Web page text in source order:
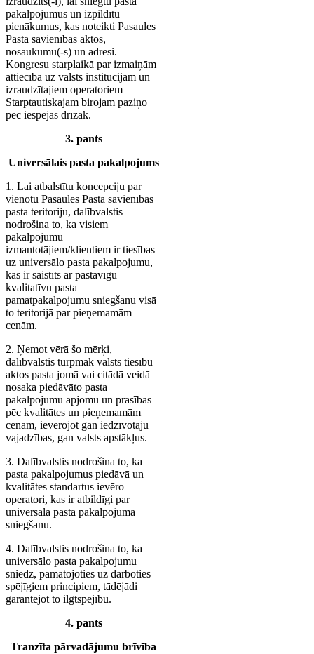
pakalpojumus un izpildītu
pienākumus, kas noteikti Pasaules
Pasta savienības aktos,
nosaukumu(-s) un adresi.
Kongresu starplaikā par izmaiņām
attiecībā uz valsts institūcijām un
izraudzītajiem operatoriem
Starptautiskajam birojam paziņo
pēc iespējas drīzāk.
3. pants
Universālais pasta pakalpojums
1. Lai atbalstītu koncepciju par
vienotu Pasaules Pasta savienības
pasta teritoriju, dalībvalstis
nodrošina to, ka visiem
pakalpojumu
izmantotājiem/klientiem ir tiesības
uz universālo pasta pakalpojumu,
kas ir saistīts ar pastāvīgu
kvalitatīvu pasta
pamatpakalpojumu sniegšanu visā
to teritorijā par pieņemamām
cenām.
2. Ņemot vērā šo mērķi,
dalībvalstis turpmāk valsts tiesību
aktos pasta jomā vai citādā veidā
nosaka piedāvāto pasta
pakalpojumu apjomu un prasības
pēc kvalitātes un pieņemamām
cenām, ievērojot gan iedzīvotāju
vajadzības, gan valsts apstākļus.
3. Dalībvalstis nodrošina to, ka
pasta pakalpojumus piedāvā un
kvalitātes standartus ievēro
operatori, kas ir atbildīgi par
universālā pasta pakalpojuma
sniegšanu.
4. Dalībvalstis nodrošina to, ka
universālo pasta pakalpojumu
sniedz, pamatojoties uz darboties
spējīgiem principiem, tādējādi
garantējot to ilgtspējību.
4. pants
Tranzīta pārvadājumu brīvība